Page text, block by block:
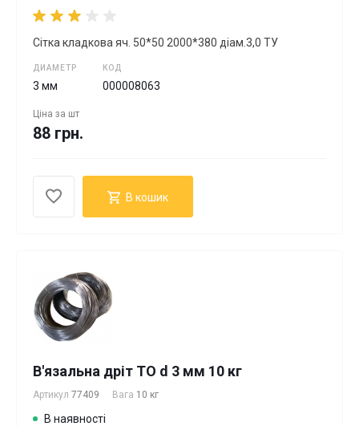
Сітка кладкова яч. 50*50 2000*380 діам.3,0 ТУ
ДИАМЕТР
3 мм
КОД
000008063
Ціна за шт
88 грн.
В кошик
В'язальна дріт ТО d 3 мм 10 кг
Артикул 77409 Вага 10 кг
В наявності